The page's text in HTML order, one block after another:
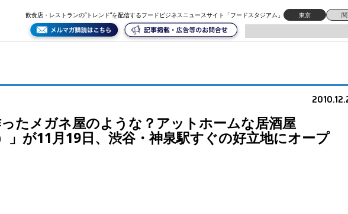
飲食店・レストランの“トレンド”を配信するフードビジネスニュースサイト「フードスタジアム」 東京
たメガネ屋のような？アットホームな居酒屋
」が11月19日、渋谷・神泉駅すぐの好立地にオープ